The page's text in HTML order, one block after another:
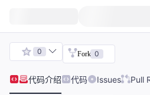
0 Fork 0
代码介绍 代码 Issues Pull